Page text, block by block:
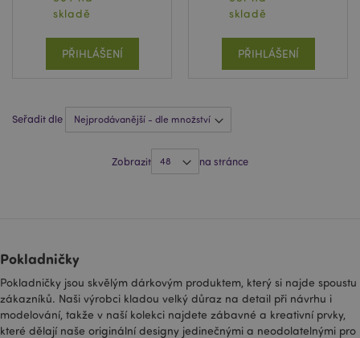
skladě
PŘIHLÁŠENÍ
skladě
PŘIHLÁŠENÍ
Seřadit dle
Zobrazit na stránce
Pokladničky
Pokladničky jsou skvělým dárkovým produktem, který si najde spoustu
zákazníků. Naši výrobci kladou velký důraz na detail při návrhu i
modelování, takže v naší kolekci najdete zábavné a kreativní prvky,
které dělají naše originální designy jedinečnými a neodolatelnými pro
form_key
mage-messages
Adobe Inc.
www.puckator.cz
1
Zásadách ochrany osobních údajů společnosti